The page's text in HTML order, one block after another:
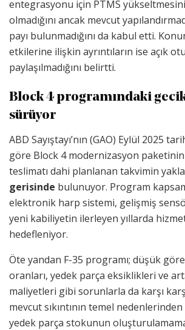
entegrasyonu için PTMS
olmadığını ancak mevcut
payı bulunmadığını da kabul etti.
etkilerine ilişkin ayrıntıların ise açık
paylaşılmadığını belirtti.
Block 4 programındaki
sürüyor
ABD Sayıştayı’nın (GAO) Eylül 2025
göre Block 4 modernizasyon
teslimatı dahi planlanan takvimin
gerisinde bulunuyor. Program
elektronik harp sistemi, gelişmiş
yeni kabiliyetin ilerleyen yıllarda
hedefleniyor.
Öte yandan F-35 programı; düşük
oranları, yedek parça eksiklikleri ve
maliyetleri gibi sorunlarla da karşı
mevcut sıkıntının temel
yedek parça stokunun